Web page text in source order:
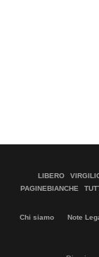
LIBERO
PAGINEBIANCHE
Chi siamo Note